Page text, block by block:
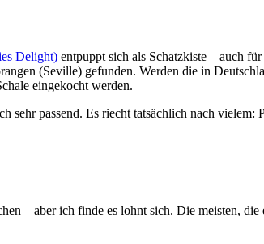
Delight) entpuppt sich als Schatzkiste – auch
(Seville) gefunden. Werden die in
eingekocht werden.
passend. Es riecht tatsächlich nach
– aber ich finde es lohnt sich. Die meisten, die